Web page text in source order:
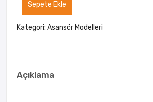
Sepete Ekle
Kategori: Asansör Modelleri
Açıklama